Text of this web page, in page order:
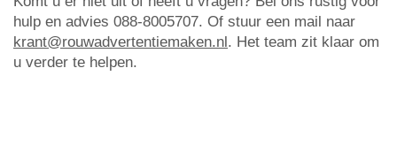
hulp en advies 088-8005707. Of stuur een mail naar
krant@rouwadvertentiemaken.nl. Het team zit klaar om
u verder te helpen.